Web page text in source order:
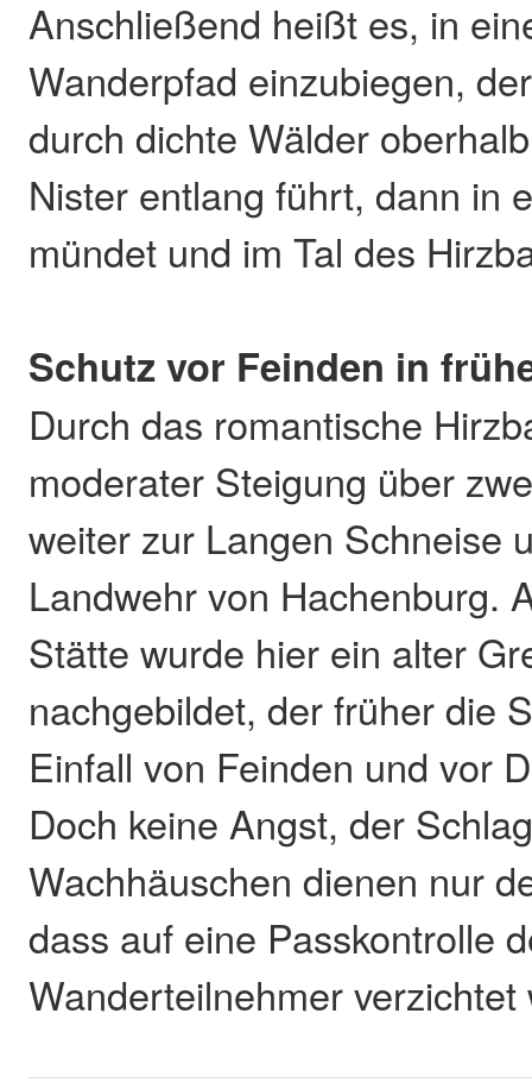
Anschließend heißt es, in
Wanderpfad einzubiegen,
durch dichte Wälder
Nister entlang führt, dann in
mündet und im Tal des
Schutz vor Feinden in
Durch das romantische
moderater Steigung über
weiter zur Langen Schneise
Landwehr von Hachenburg.
Stätte wurde hier ein alter
nachgebildet, der früher die
Einfall von Feinden und vor
Doch keine Angst, der
Wachhäuschen dienen nur
dass auf eine Passkontrolle
Wanderteilnehmer verzichtet